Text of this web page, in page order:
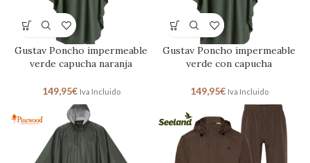
Gustav Poncho impermeable
verde capucha naranja
149,95€ Iva Incluido
Gustav Poncho impermeable
verde con capucha
149,95€ Iva Incluido